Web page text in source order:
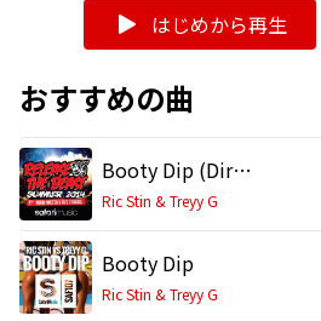
はじめから再生
おすすめの曲
Booty Dip (Dirty Palm Remix)
Ric Stin & Treyy G
Booty Dip
Ric Stin & Treyy G